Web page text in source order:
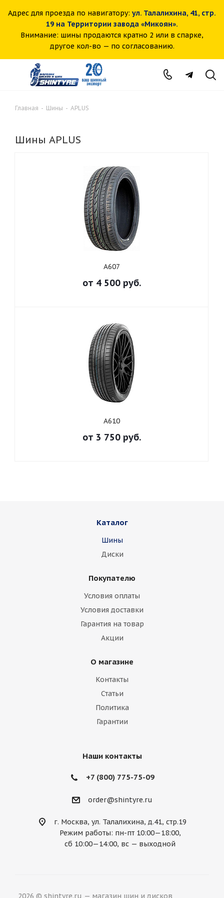
Адрес для проезда по навигатору: ул. Талалихина, 41, стр.
19 на Территории завода «Микоян».
Внимание: шины продаются кратно 2 или в спарке,
другое кол-во — по согласованию.
Главная - Шины - APLUS
Шины APLUS
A607
от 4 500руб.
A610
от 3 750руб.
Каталог
Шины
Диски
Покупателю
Условия оплаты
Условия доставки
Гарантия на товар
Акции
О магазине
Контакты
Статьи
Политика
Гарантии
Наши контакты
+7 (800) 775-75-09
order@shintyre.ru
г. Москва, ул. Талалихина, д.41, стр.19
Режим работы: пн-пт 10:00—18:00,
сб 10:00—14:00, вс — выходной
2026 © shintyre.ru — магазин шин и дисков